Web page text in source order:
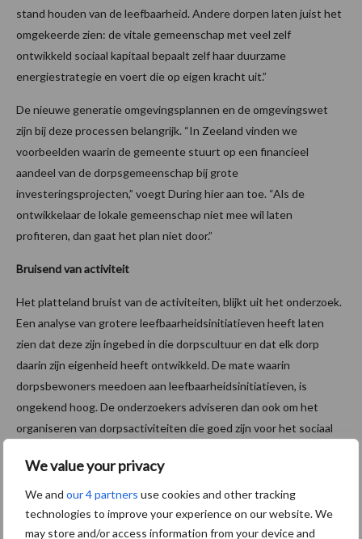
We value your privacy
We and our 4 partners use cookies and other tracking
technologies to improve your experience on our website. We
may store and/or access information from your device and
stand houden van de leefbaarheid. Andere dorpen laten juist het
omgekeerde zien: de vitale gemeenschap met veel zelf
ontwikkeld sociaal kapitaal bepaalt zelf haar duurzame
energiestrategie en voert die op eigen kracht uit.”
De nieuwe generatie omgevingsplannen en de omgevingswet
zijn bij deze processen belangrijk. “In Zeeland vinden we
voorbeelden waarin de gemeente stuurt op een financieel
aandeel van de dorpsgemeenschap bij grote
investeringsprojecten,” voegt During hier aan toe. “Als de
ontwikkelaar de lokale gemeenschap niet mee wil laten
profiteren, dan gaat het plan niet door.”
Bruisend van activiteit
Het platteland bruist van de activiteiten, blijkt uit het onderzoek.
Een analyse van grotere leefbaarheidsinitiatieven heeft laten
zien dat deze zijn ingebed in die dorpscultuur en dat elk dorp
daarin zijn eigenheid heeft ontwikkeld. De mate waarin
dorpsbewoners meedoen aan leefbaarheidsinitiatieven, is
ongekend hoog. De onderzoekers adviseren dan ook om het
organiseren van dorpsactiviteiten die goed zijn voor het sociaal
verzorgingsstaat in goede banen te leiden. De aanstaande
Omgevingswet zou zo moeten worden ingericht dat integrale